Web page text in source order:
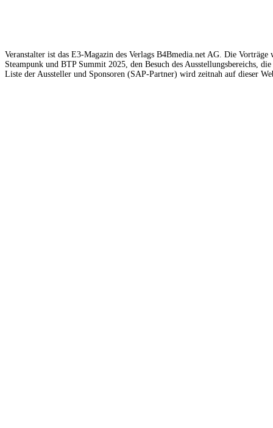
Veranstalter ist das E3-Magazin des Verlags B4Bmedia.net AG. Die
Steampunk und BTP Summit 2025, den Besuch des Ausstellungsbereichs,
Liste der Aussteller und Sponsoren (SAP-Partner) wird zeitnah auf dieser